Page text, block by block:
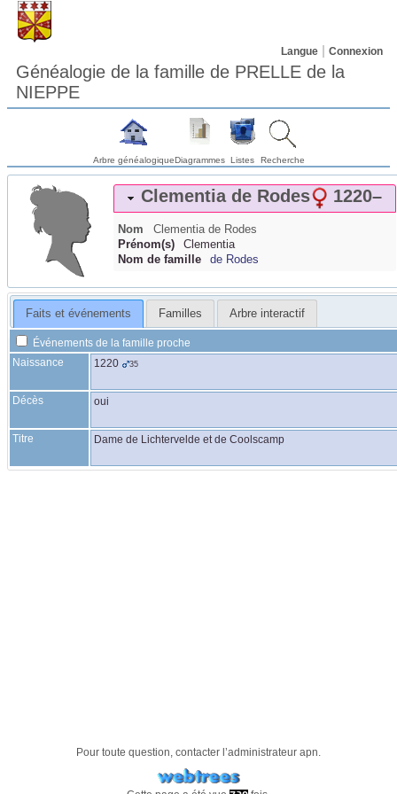
Langue Connexion
Généalogie de la famille de PRELLE de la
NIEPPE
Arbre généalogiqueDiagrammes Listes Recherche
Clementia de Rodes 1220–
Nom Clementia de Rodes
Prénom(s)
Clementia
Nom de famille
de Rodes
Faits et événements Familles Arbre interactif
Événements de la famille proche
Naissance
1220 35
Décès oui
Titre Dame de Lichtervelde et de Coolscamp
Pour toute question, contacter l’administrateur apn.